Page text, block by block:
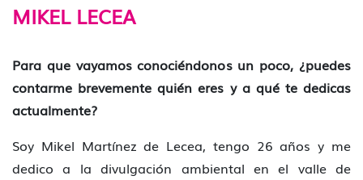
MIKEL LECEA
Para que vayamos conociéndonos un poco, ¿puedes
contarme brevemente quién eres y a qué te dedicas
actualmente?
Soy Mikel Martínez de Lecea, tengo 26 años y me
dedico a la divulgación ambiental en el valle de